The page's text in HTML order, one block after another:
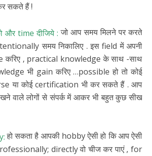
सकते हैं !
और time दीजिये : जो आप समय मिलने पर करते
समय निकालिए . इस field में अपनी
करिए , practical knowledge के साथ -साथ
भी gain करिए …possible हो तो कोई
या कोई certification भी कर सकते हैं . आप
वाले लोगों से संपर्क में आकर भी बहुत कुछ सीख
हो सकता है आपकी hobby ऐसी हो कि आप ऐसी
directly वो चीज कर पाएं , for